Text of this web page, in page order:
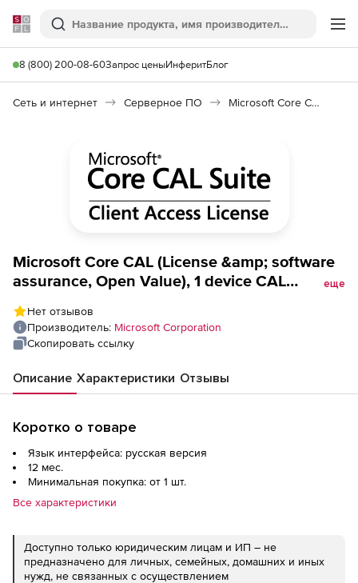
Softline
Поиск
8 (800) 200-08-60Запрос ценыИнферитБлог
Сеть и интернет Серверное ПО Microsoft Core CAL
Microsoft Core CAL (License &amp; software
assurance, Open Value), 1 device CAL
Languages
еще
Нет отзывов
Производитель: Microsoft Corporation
Скопировать ссылку
Описание Характеристики Отзывы
Коротко о товаре
Язык интерфейса: русская версия
12 мес.
Минимальная покупка: от 1 шт.
Все характеристики
Доступно только юридическим лицам и ИП – не
предназначено для личных, семейных, домашних и иных
нужд, не связанных с осуществлением